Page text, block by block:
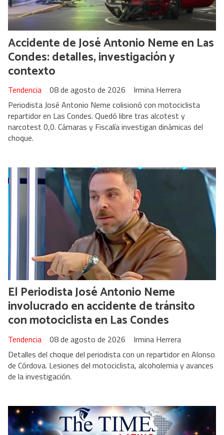
Accidente de José Antonio Neme en Las
Condes: detalles, investigación y
contexto
Irmina Herrera
Tendencia
08 de agosto de 2026
Periodista José Antonio Neme colisionó con motociclista
repartidor en Las Condes. Quedó libre tras alcotest y
narcotest 0,0. Cámaras y Fiscalía investigan dinámicas del
choque.
El Periodista José Antonio Neme
involucrado en accidente de tránsito
con motociclista en Las Condes
Irmina Herrera
Tendencia
08 de agosto de 2026
Detalles del choque del periodista con un repartidor en Alonso
de Córdova. Lesiones del motociclista, alcoholemia y avances
de la investigación.